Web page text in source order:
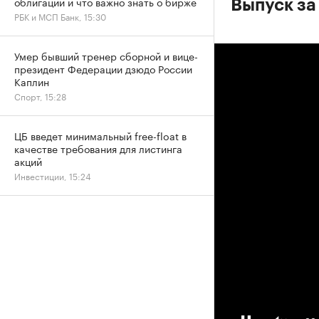
Выпуск
РБК и МСП Банк, 15:30
Умер бывший тренер сборной и вице-
президент Федерации дзюдо России
Каплин
Спорт, 15:28
ЦБ введет минимальный free-float в
качестве требования для листинга
акций
Инвестиции, 15:24